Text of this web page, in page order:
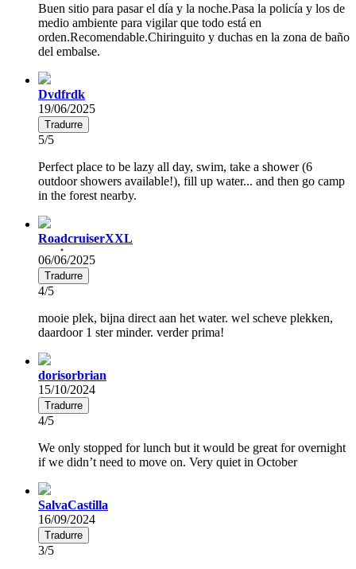
Buen sitio para pasar el día y la noche.Pasa la policía y los de
medio ambiente para vigilar que todo está en
orden.Recomendable.Chiringuito y duchas en la zona de baño
del embalse.
Dvdfrdk
19/06/2025
Tradurre
5/5
Perfect place to be lazy all day, swim, take a shower (6
outdoor showers available!), fill up water... and then go camp
in the forest nearby.
RoadcruiserXXL
06/06/2025
Tradurre
4/5
mooie plek, bijna direct aan het water. wel scheve plekken,
daardoor 1 ster minder. verder prima!
dorisorbrian
15/10/2024
Tradurre
4/5
We only stopped for lunch but it would be great for overnight
if we didn’t need to move on. Very quiet in October
SalvaCastilla
16/09/2024
Tradurre
3/5